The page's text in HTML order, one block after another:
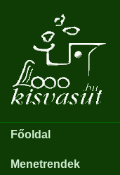
Főoldal
Menetrendek